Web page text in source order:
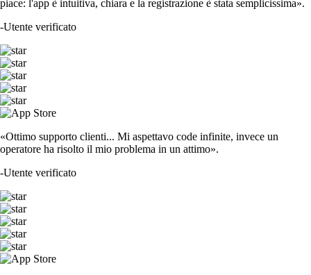
piace: l'app è intuitiva, chiara e la registrazione è stata semplicissima».
-Utente verificato
«Ottimo supporto clienti... Mi aspettavo code infinite, invece un
operatore ha risolto il mio problema in un attimo».
-Utente verificato